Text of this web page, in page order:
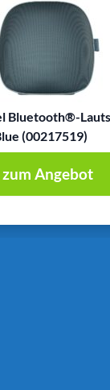
Bluetooth®-
(00217519)
zum Angebot